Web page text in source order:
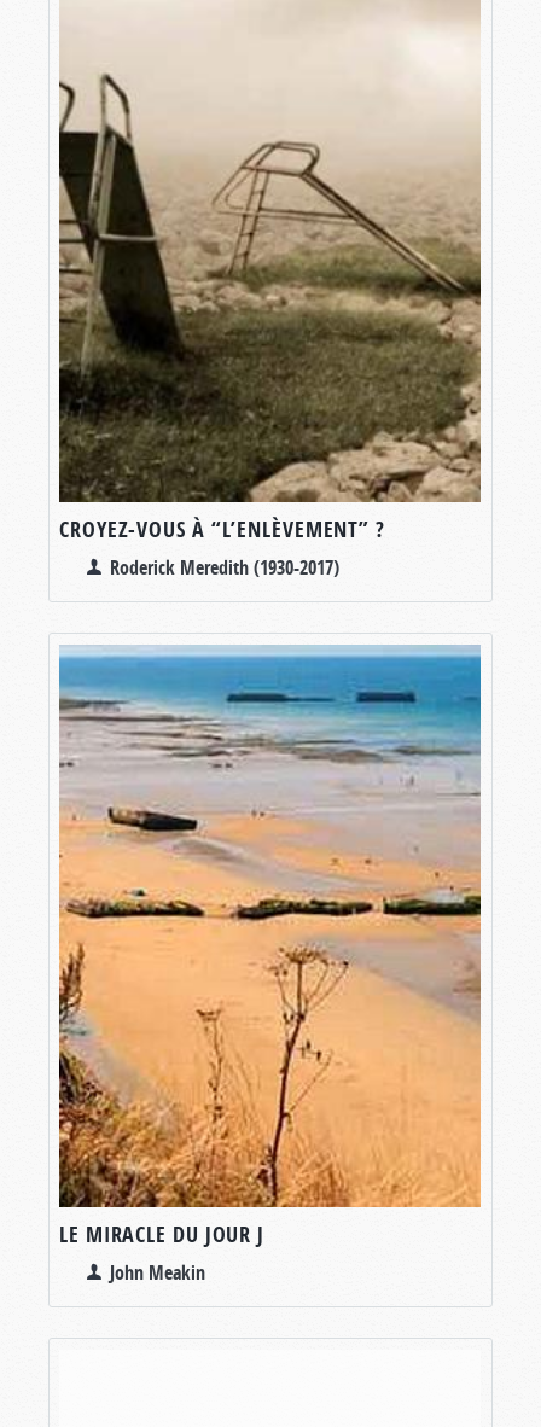
CROYEZ-VOUS À “L’ENLÈVEMENT” ?
Roderick Meredith (1930-2017)
LE MIRACLE DU JOUR J
John Meakin